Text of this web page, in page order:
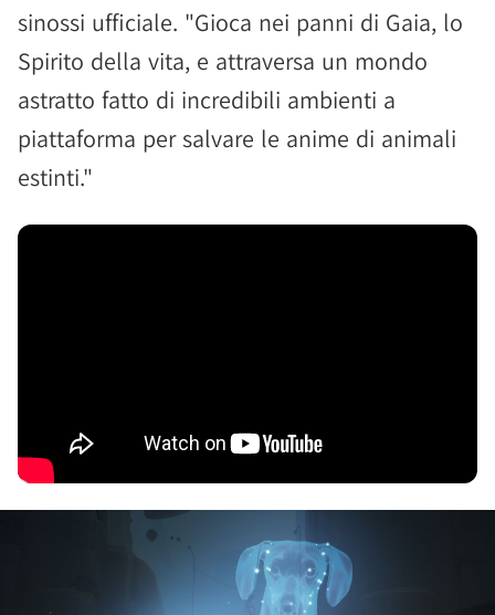
sinossi ufficiale. "Gioca nei panni di Gaia, lo
Spirito della vita, e attraversa un mondo
astratto fatto di incredibili ambienti a
piattaforma per salvare le anime di animali
estinti."